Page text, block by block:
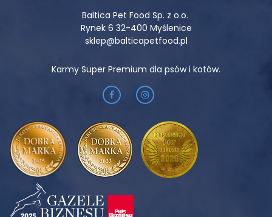
(siarczan cynku, jednowodny; 3b605) 9 mg, selen (selenin
Zawsze zapewnij psu dostęp do świeżej, chłodnej wody.
Baltica Pet Food Sp. z o.o.
Rynek 6 32-400 Myślenice
sklep@balticapetfood.pl
Karmy Super Premium dla psów i kotów.